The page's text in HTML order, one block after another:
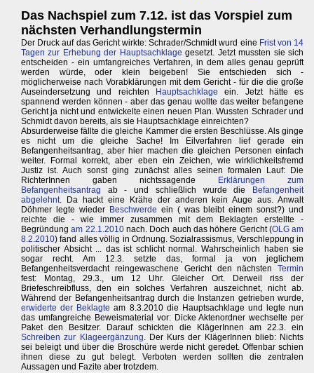
Das Nachspiel zum 7.12. ist das Vorspiel zum
nächsten Verhandlungstermin
Der Druck auf das Gericht wirkte: Schrader/Schmidt wurd eine Frist von 14
Tagen zur Erhebung der Hauptsachklage gesetzt. Jetzt mussten sie sich
entscheiden - ein umfangreiches Verfahren, in dem alles genau geprüft
werden würde, oder klein beigeben! Sie entschieden sich -
möglicherweise nach Vorabklärungen mit dem Gericht - für die die große
Auseindersetzung und reichten
Hauptsachklage ein. Jetzt hätte es
spannend werden können - aber das genau wollte das weiter befangene
Gericht ja nicht und entwickelte einen neuen Plan. Wussten Schrader und
Schmidt davon bereits, als sie Hauptsachklage einreichten?
Absurderweise fällte die gleiche Kammer die ersten Beschlüsse. Als ginge
es nicht um die gleiche Sache! Im Eilverfahren lief gerade ein
Befangenheitsantrag, aber hier machen die gleichen Personen einfach
weiter. Formal korrekt, aber eben ein Zeichen, wie wirklichkeitsfremd
Justiz ist. Auch sonst ging zunächst alles seinen formalen Lauf: Die
RichterInnen gaben nichtssagende
Erklärungen zum
Befangenheitsantrag ab - und schließlich wurde die
Befangenheit
abgelehnt. Da hackt eine Krähe der anderen kein Auge aus. Anwalt
Döhmer legte wieder Beschwerde ein ( was bleibt einem sonst?) und
reichte die - wie immer zusammen mit dem Beklagten erstellte -
Begründungam 22.1.2010nach. Doch auch das höhere Gericht (OLG am
8.2.2010) fand alles völlig in Ordnung. Sozialrassismus, Verschleppung in
politischer Absicht ... das ist schlicht normal. Wahrscheinlich haben sie
sogar recht. Am 12.3. setzte das, formal ja von jeglichem
Befangenheitsverdacht reingewaschene Gericht den nächstenTermin
fest: Montag, 29.3., um 12 Uhr. Gleicher Ort. Derweil riss der
Briefeschreibfluss, den ein solches Verfahren auszeichnet, nicht ab.
Während der Befangenheitsantrag durch die Instanzen getrieben wurde,
erwiderte der Beklagte am 8.3.2010 die Hauptsachklage und legte nun
das umfangreiche Beweismaterial vor: Dicke Aktenordner wechselte per
Paket den Besitzer. Darauf schickten die KlägerInnen am 22.3. ein
Schreiben zur Klageergänzung. Der Kurs der KlägerInnen blieb: Nichts
sei beleigt und über die Broschüre werde nicht geredet. Offenbar schien
ihnen diese zu gut belegt. Verboten werden sollten die zentralen
Aussagen und Fazite aber trotzdem.